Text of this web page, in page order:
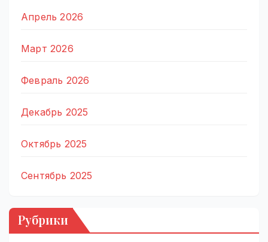
Апрель 2026
Март 2026
Февраль 2026
Декабрь 2025
Октябрь 2025
Сентябрь 2025
Рубрики